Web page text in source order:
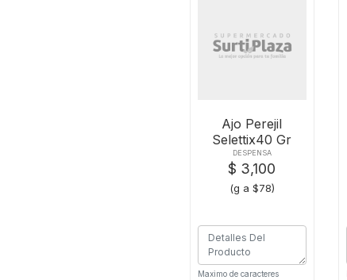
Ajo Perejil
Selettix40 Gr
DESPENSA
$ 3,100
(g a $78)
Maximo de caracteres